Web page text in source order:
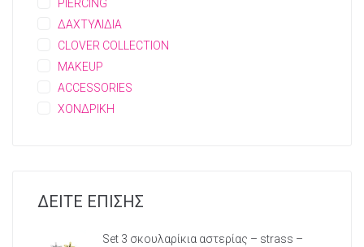
PIERCING
ΔΑΧΤΥΛΙΔΙΑ
CLOVER COLLECTION
MAKEUP
ACCESSORIES
ΧΟΝΔΡΙΚΗ
ΔΕΙΤΕ ΕΠΙΣΗΣ
Set 3 σκουλαρίκια αστερίας – strass –